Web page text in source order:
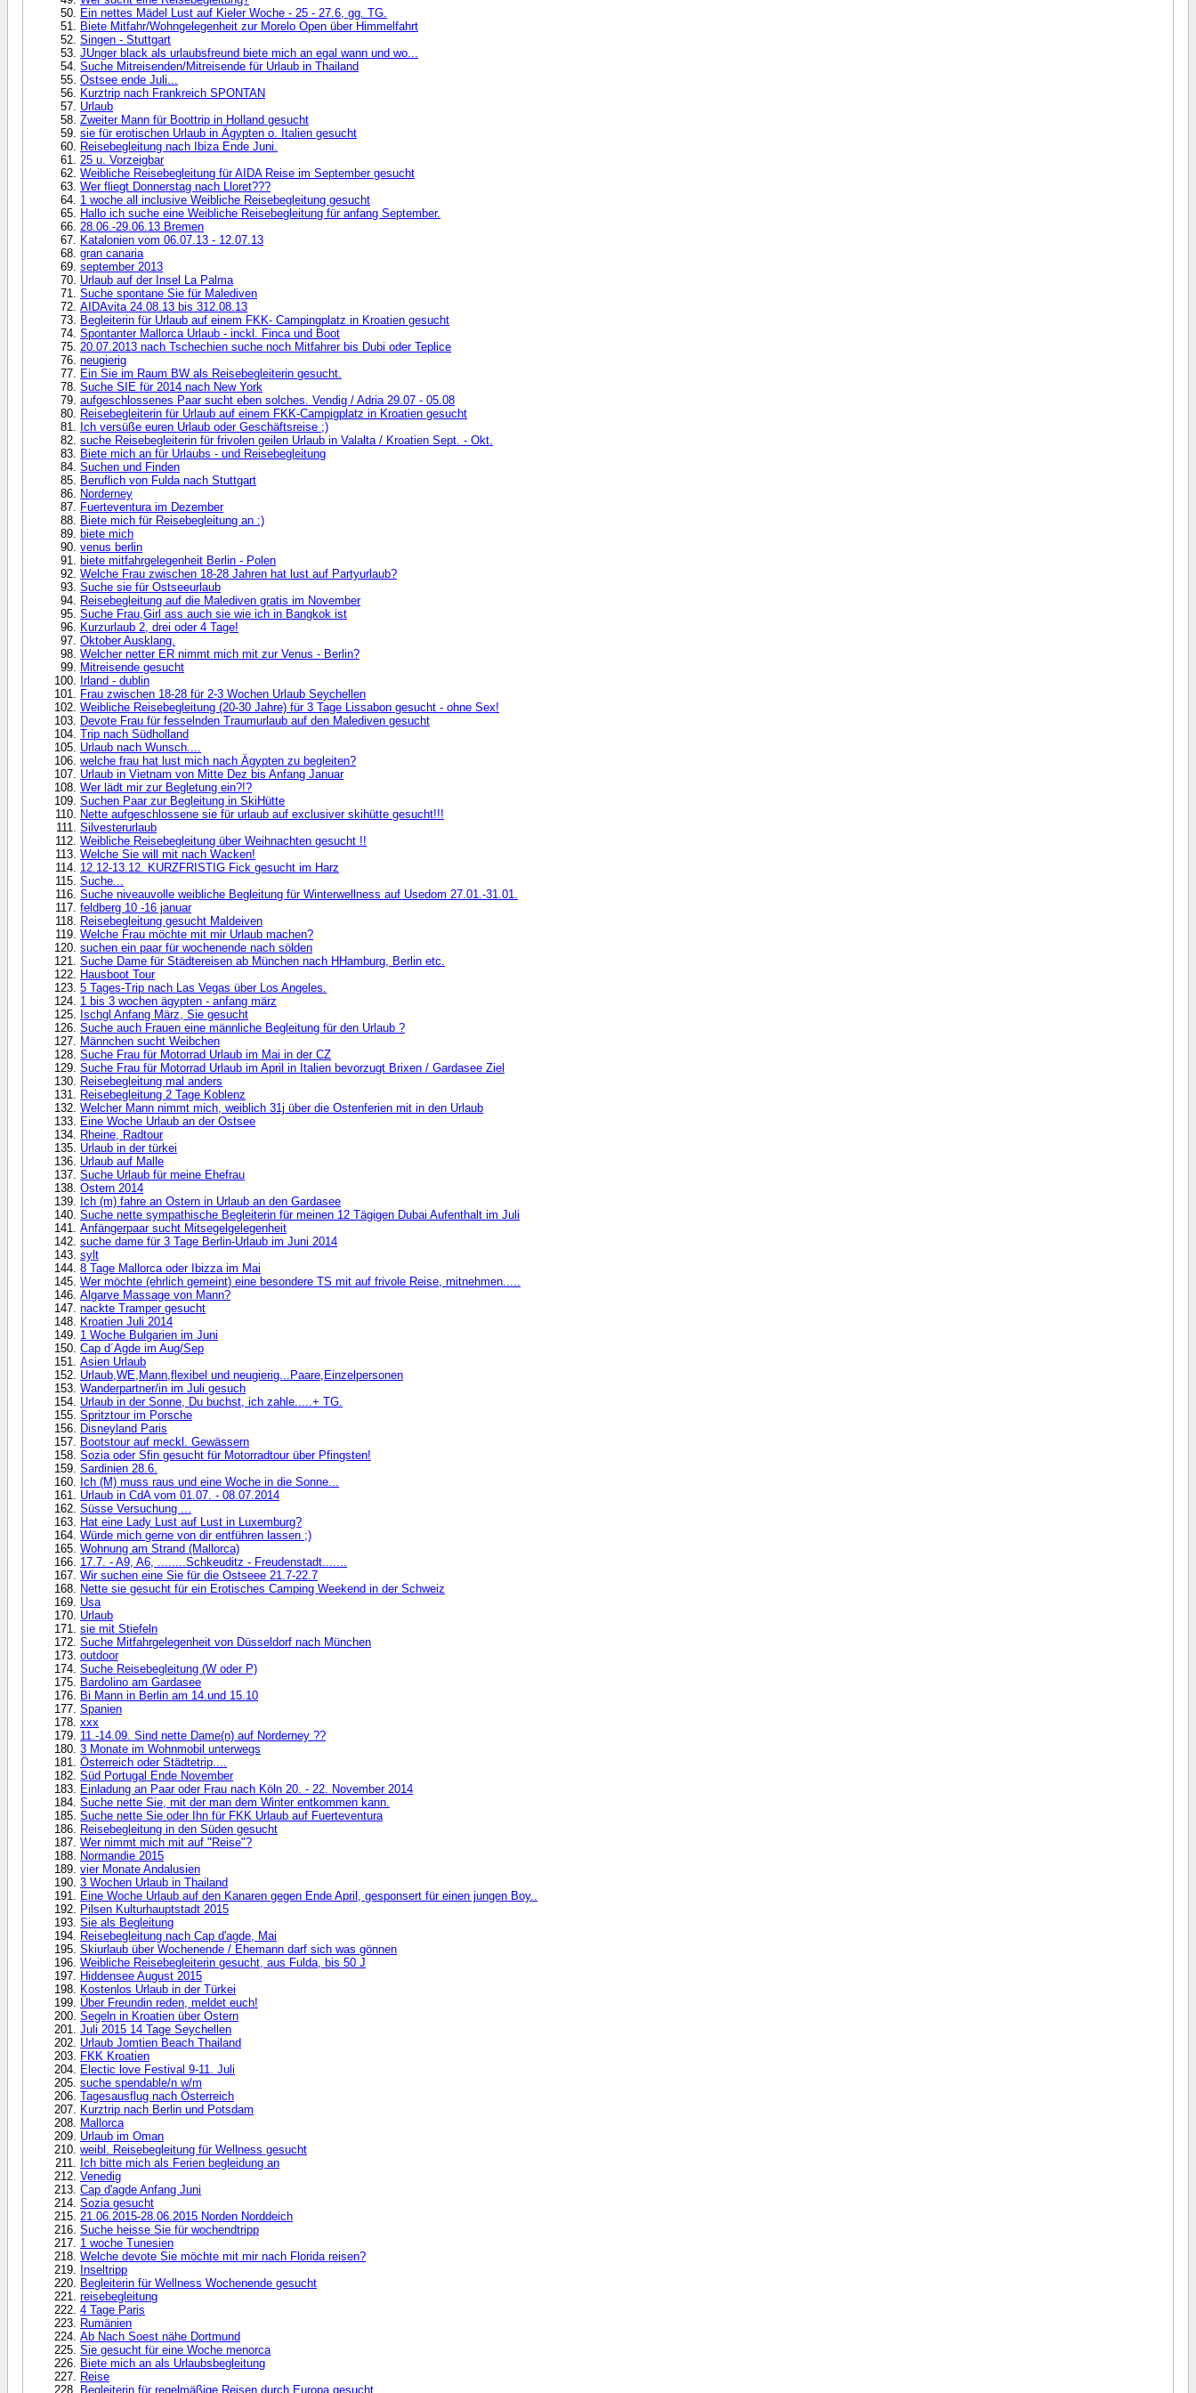
Ein nettes Mädel Lust auf Kieler Woche - 25 - 27.6, gg. TG.
Biete Mitfahr/Wohngelegenheit zur Morelo Open über Himmelfahrt
Singen - Stuttgart
JUnger black als urlaubsfreund biete mich an egal wann und wo...
Suche Mitreisenden/Mitreisende für Urlaub in Thailand
Ostsee ende Juli...
Kurztrip nach Frankreich SPONTAN
Urlaub
Zweiter Mann für Boottrip in Holland gesucht
sie für erotischen Urlaub in Ägypten o. Italien gesucht
Reisebegleitung nach Ibiza Ende Juni.
25 u. Vorzeigbar
Weibliche Reisebegleitung für AIDA Reise im September gesucht
Wer fliegt Donnerstag nach Lloret???
1 woche all inclusive Weibliche Reisebegleitung gesucht
Hallo ich suche eine Weibliche Reisebegleitung für anfang September.
28.06.-29.06.13 Bremen
Katalonien vom 06.07.13 - 12.07.13
gran canaria
september 2013
Urlaub auf der Insel La Palma
Suche spontane Sie für Malediven
AIDAvita 24.08.13 bis 312.08.13
Begleiterin für Urlaub auf einem FKK- Campingplatz in Kroatien gesucht
Spontanter Mallorca Urlaub - inckl. Finca und Boot
20.07.2013 nach Tschechien suche noch Mitfahrer bis Dubi oder Teplice
neugierig
Ein Sie im Raum BW als Reisebegleiterin gesucht.
Suche SIE für 2014 nach New York
aufgeschlossenes Paar sucht eben solches. Vendig / Adria 29.07 - 05.08
Reisebegleiterin für Urlaub auf einem FKK-Campigplatz in Kroatien gesucht
Ich versüße euren Urlaub oder Geschäftsreise ;)
suche Reisebegleiterin für frivolen geilen Urlaub in Valalta / Kroatien Sept. - Okt.
Biete mich an für Urlaubs - und Reisebegleitung
Suchen und Finden
Beruflich von Fulda nach Stuttgart
Norderney
Fuerteventura im Dezember
Biete mich für Reisebegleitung an :)
biete mich
venus berlin
biete mitfahrgelegenheit Berlin - Polen
Welche Frau zwischen 18-28 Jahren hat lust auf Partyurlaub?
Suche sie für Ostseeurlaub
Reisebegleitung auf die Malediven gratis im November
Suche Frau,Girl ass auch sie wie ich in Bangkok ist
Kurzurlaub 2, drei oder 4 Tage!
Oktober Ausklang.
Welcher netter ER nimmt mich mit zur Venus - Berlin?
Mitreisende gesucht
Irland - dublin
Frau zwischen 18-28 für 2-3 Wochen Urlaub Seychellen
Weibliche Reisebegleitung (20-30 Jahre) für 3 Tage Lissabon gesucht - ohne Sex!
Devote Frau für fesselnden Traumurlaub auf den Malediven gesucht
Trip nach Südholland
Urlaub nach Wunsch....
welche frau hat lust mich nach Ägypten zu begleiten?
Urlaub in Vietnam von Mitte Dez bis Anfang Januar
Wer lädt mir zur Begletung ein?!?
Suchen Paar zur Begleitung in SkiHütte
Nette aufgeschlossene sie für urlaub auf exclusiver skihütte gesucht!!!
Silvesterurlaub
Weibliche Reisebegleitung über Weihnachten gesucht !!
Welche Sie will mit nach Wacken!
12.12-13.12. KURZFRISTIG Fick gesucht im Harz
Suche...
Suche niveauvolle weibliche Begleitung für Winterwellness auf Usedom 27.01.-31.01.
feldberg 10 -16 januar
Reisebegleitung gesucht Maldeiven
Welche Frau möchte mit mir Urlaub machen?
suchen ein paar für wochenende nach sölden
Suche Dame für Städtereisen ab München nach HHamburg, Berlin etc.
Hausboot Tour
5 Tages-Trip nach Las Vegas über Los Angeles.
1 bis 3 wochen ägypten - anfang märz
Ischgl Anfang März, Sie gesucht
Suche auch Frauen eine männliche Begleitung für den Urlaub ?
Männchen sucht Weibchen
Suche Frau für Motorrad Urlaub im Mai in der CZ
Suche Frau für Motorrad Urlaub im April in Italien bevorzugt Brixen / Gardasee Ziel
Reisebegleitung mal anders
Reisebegleitung 2 Tage Koblenz
Welcher Mann nimmt mich, weiblich 31j über die Ostenferien mit in den Urlaub
Eine Woche Urlaub an der Ostsee
Rheine, Radtour
Urlaub in der türkei
Urlaub auf Malle
Suche Urlaub für meine Ehefrau
Ostern 2014
Ich (m) fahre an Ostern in Urlaub an den Gardasee
Suche nette sympathische Begleiterin für meinen 12 Tägigen Dubai Aufenthalt im Juli
Anfängerpaar sucht Mitsegelgelegenheit
suche dame für 3 Tage Berlin-Urlaub im Juni 2014
sylt
8 Tage Mallorca oder Ibizza im Mai
Wer möchte (ehrlich gemeint) eine besondere TS mit auf frivole Reise, mitnehmen.....
Algarve Massage von Mann?
nackte Tramper gesucht
Kroatien Juli 2014
1 Woche Bulgarien im Juni
Cap d´Agde im Aug/Sep
Asien Urlaub
Urlaub,WE,Mann,flexibel und neugierig...Paare,Einzelpersonen
Wanderpartner/in im Juli gesuch
Urlaub in der Sonne, Du buchst, ich zahle.....+ TG.
Spritztour im Porsche
Disneyland Paris
Bootstour auf meckl. Gewässern
Sozia oder Sfin gesucht für Motorradtour über Pfingsten!
Sardinien 28.6.
Ich (M) muss raus und eine Woche in die Sonne...
Urlaub in CdA vom 01.07. - 08.07.2014
Süsse Versuchung ...
Hat eine Lady Lust auf Lust in Luxemburg?
Würde mich gerne von dir entführen lassen ;)
Wohnung am Strand (Mallorca)
17.7. - A9, A6, ........Schkeuditz - Freudenstadt.......
Wir suchen eine Sie für die Ostseee 21.7-22.7
Nette sie gesucht für ein Erotisches Camping Weekend in der Schweiz
Usa
Urlaub
sie mit Stiefeln
Suche Mitfahrgelegenheit von Düsseldorf nach München
outdoor
Suche Reisebegleitung (W oder P)
Bardolino am Gardasee
Bi Mann in Berlin am 14.und 15.10
Spanien
xxx
11.-14.09. Sind nette Dame(n) auf Norderney ??
3 Monate im Wohnmobil unterwegs
Österreich oder Städtetrip....
Süd Portugal Ende November
Einladung an Paar oder Frau nach Köln 20. - 22. November 2014
Suche nette Sie, mit der man dem Winter entkommen kann.
Suche nette Sie oder Ihn für FKK Urlaub auf Fuerteventura
Reisebegleitung in den Süden gesucht
Wer nimmt mich mit auf "Reise"?
Normandie 2015
vier Monate Andalusien
3 Wochen Urlaub in Thailand
Eine Woche Urlaub auf den Kanaren gegen Ende April, gesponsert für einen jungen Boy..
Pilsen Kulturhauptstadt 2015
Sie als Begleitung
Reisebegleitung nach Cap d'agde, Mai
Skiurlaub über Wochenende / Ehemann darf sich was gönnen
Weibliche Reisebegleiterin gesucht, aus Fulda, bis 50 J
Hiddensee August 2015
Kostenlos Urlaub in der Türkei
Über Freundin reden, meldet euch!
Segeln in Kroatien über Ostern
Juli 2015 14 Tage Seychellen
Urlaub Jomtien Beach Thailand
FKK Kroatien
Electic love Festival 9-11. Juli
suche spendable/n w/m
Tagesausflug nach Österreich
Kurztrip nach Berlin und Potsdam
Mallorca
Urlaub im Oman
weibl. Reisebegleitung für Wellness gesucht
Ich bitte mich als Ferien begleidung an
Venedig
Cap d'agde Anfang Juni
Sozia gesucht
21.06.2015-28.06.2015 Norden Norddeich
Suche heisse Sie für wochendtripp
1 woche Tunesien
Welche devote Sie möchte mit mir nach Florida reisen?
Inseltripp
Begleiterin für Wellness Wochenende gesucht
reisebegleitung
4 Tage Paris
Rumänien
Ab Nach Soest nähe Dortmund
Sie gesucht für eine Woche menorca
Biete mich an als Urlaubsbegleitung
Reise
Begleiterin für regelmäßige Reisen durch Europa gesucht